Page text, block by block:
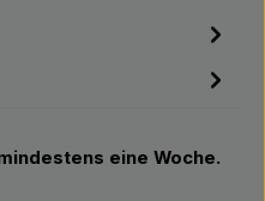
eine Woche.